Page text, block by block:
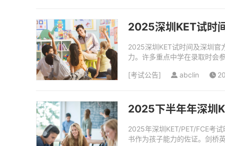
2025深圳KET试时
2025深圳KET试时间及深圳官
力。许多重点中学在录取时会
[考试公告] abclin
2025下半年年深圳
2025年深圳KET/PET/FCE考
书作为孩子能力的佐证。剑桥